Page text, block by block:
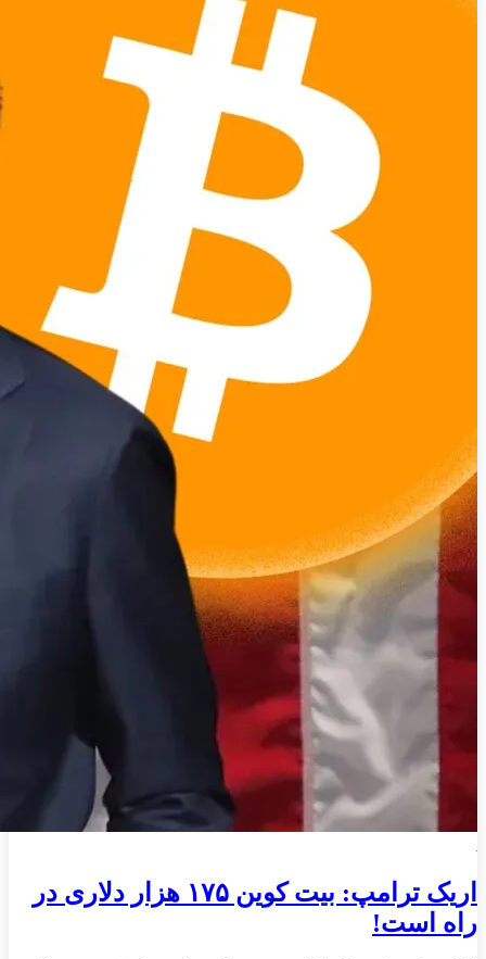
اریک ترامپ: بیت کوین ۱۷۵ هزار دلاری در
راه است!